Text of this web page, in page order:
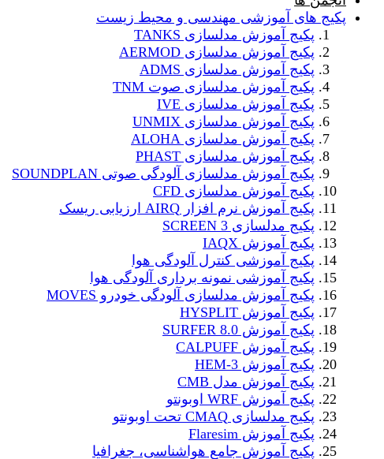
پکیج های آموزشی مهندسی و محیط زیست
پکیج آموزش مدلسازی TANKS
پکیج آموزش مدلسازی AERMOD
پکیج آموزش مدلسازی ADMS
پکیج آموزش مدلسازی صوت TNM
پکیج آموزش مدلسازی IVE
پکیج آموزش مدلسازی UNMIX
پکیج آموزش مدلسازی ALOHA
پکیج آموزش مدلسازی PHAST
پکیج آموزش مدلسازی آلودگی صوتی SOUNDPLAN
پکیج آموزش مدلسازی CFD
پکیج آموزش نرم افزار AIRQ ارزیابی ریسک
پکیج مدلسازی SCREEN 3
پکیج آموزش IAQX
پکیج آموزشی کنترل آلودگی هوا
پکیج آموزشی نمونه برداری آلودگی هوا
پکیج آموزش مدلسازی آلودگی خودرو MOVES
پکیج آموزش HYSPLIT
پکیج آموزش SURFER 8.0
پکیج آموزش CALPUFF
پکیج آموزش HEM-3
پکیج آموزش مدل CMB
پکیج آموزش WRF اوبونتو
پکیج مدلسازی CMAQ تحت اوبونتو
پکیج آموزش Flaresim
پکیج آموزش جامع هواشناسی، جغرافیا